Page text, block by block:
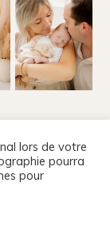
lors de votre
pourra
pour